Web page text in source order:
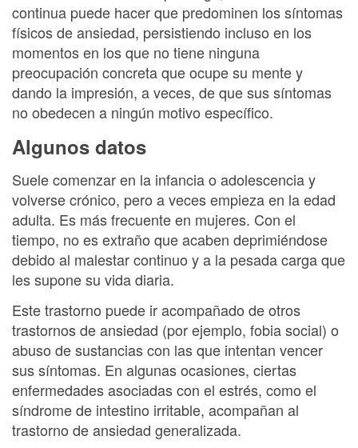
continua puede hacer que predominen los síntomas
físicos de ansiedad, persistiendo incluso en los
momentos en los que no tiene ninguna
preocupación concreta que ocupe su mente y
dando la impresión, a veces, de que sus síntomas
no obedecen a ningún motivo específico.
Algunos datos
Suele comenzar en la infancia o adolescencia y
volverse crónico, pero a veces empieza en la edad
adulta. Es más frecuente en mujeres. Con el
tiempo, no es extraño que acaben deprimiéndose
debido al malestar continuo y a la pesada carga que
les supone su vida diaria.
Este trastorno puede ir acompañado de otros
trastornos de ansiedad (por ejemplo, fobia social) o
abuso de sustancias con las que intentan vencer
sus síntomas. En algunas ocasiones, ciertas
enfermedades asociadas con el estrés, como el
síndrome de intestino irritable, acompañan al
trastorno de ansiedad generalizada.